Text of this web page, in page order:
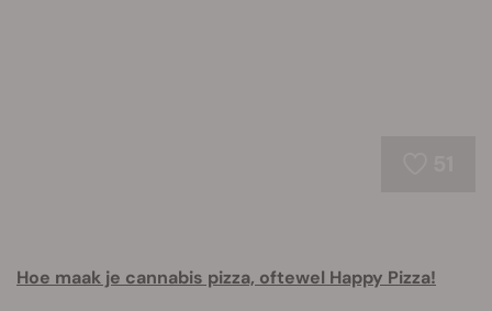
Hoe maak je cannabis pizza, oftewel Happy Pizza!